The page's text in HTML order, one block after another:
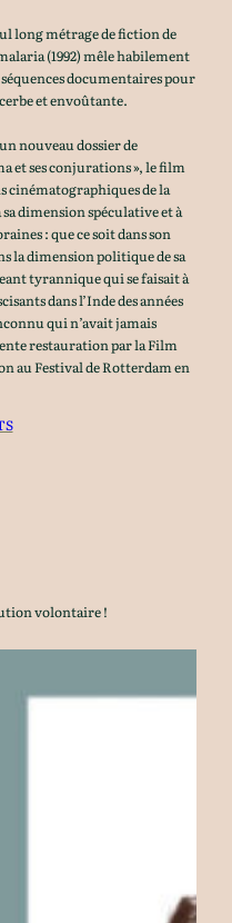
long métrage de fiction de
(1992) mêle habilement
documentaires pour
et envoûtante.
nouveau dossier de
et ses conjurations », le film
cinématographiques de la
dimension spéculative et à
: que ce soit dans son
la dimension politique de sa
tyrannique qui se faisait à
dans l’Inde des années
qui n’avait jamais
restauration par la Film
au Festival de Rotterdam en
volontaire !